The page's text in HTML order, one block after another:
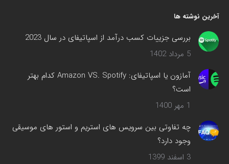
در
پنجره
جدید
می‌شود
آخرین نوشته ها
بررسی جزییات کسب درآمد از اسپاتیفای در سال 2023
5 مرداد 1402
آمازون یا اسپاتیفای: Amazon VS. Spotify کدام بهتر
است؟
1 مهر 1400
چه تفاوتی بین سرویس های استریم و استور های موسیقی
وجود دارد؟
3 اسفند 1399